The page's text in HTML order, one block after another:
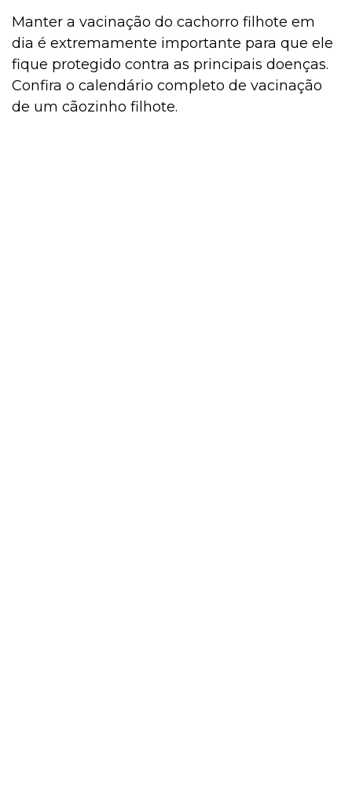
Manter a vacinação do cachorro filhote em
dia é extremamente importante para que ele
fique protegido contra as principais doenças.
Confira o calendário completo de vacinação
de um cãozinho filhote.